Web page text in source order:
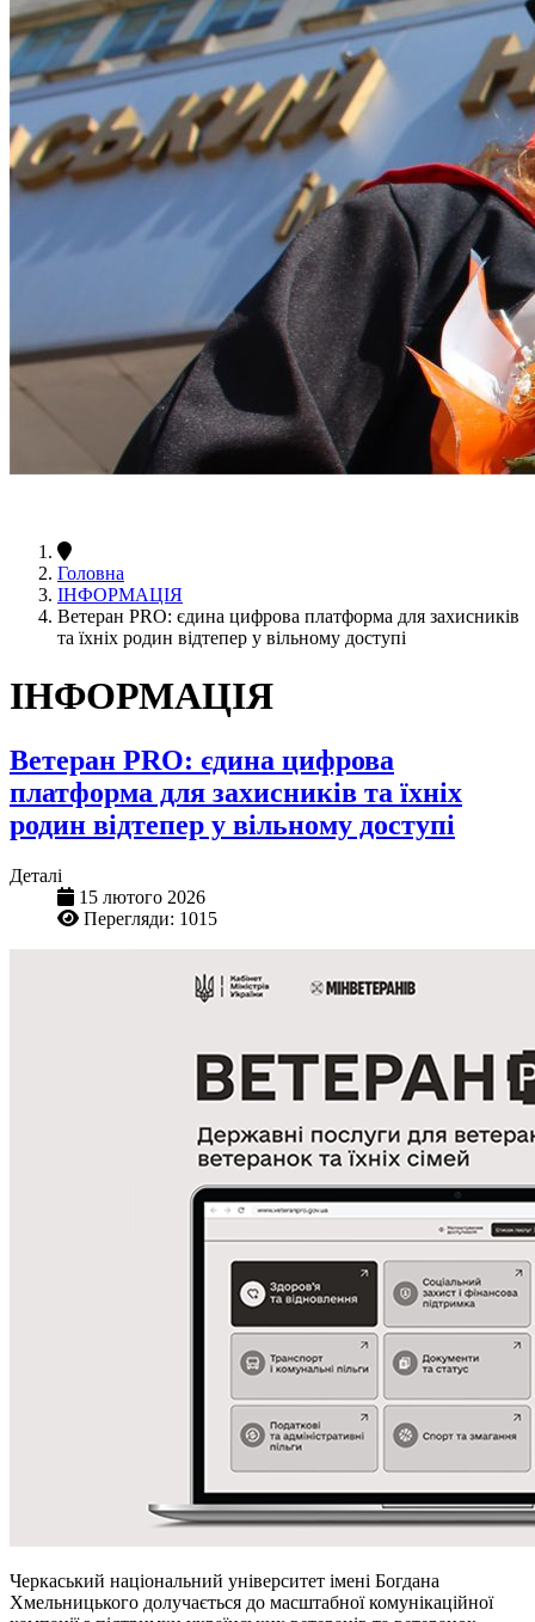
Головна
ІНФОРМАЦІЯ
Ветеран PRO: єдина цифрова платформа для захисників
та їхніх родин відтепер у вільному доступі
ІНФОРМАЦІЯ
Ветеран PRO: єдина цифрова
платформа для захисників та їхніх
родин відтепер у вільному доступі
Деталі
15 лютого 2026
Перегляди: 1015
Черкаський національний університет імені Богдана
Хмельницького долучається до масштабної комунікаційної